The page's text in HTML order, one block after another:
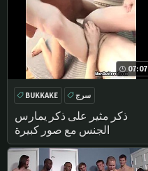
07:07
ذكر مثير على ذكر يمارس
الجنس مع صور كبيرة
BUKKAKE سرج